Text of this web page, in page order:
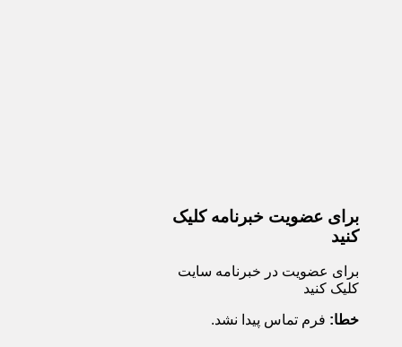
برای عضویت خبرنامه کلیک
کنید
برای عضویت در خبرنامه سایت
کلیک کنید
خطا: فرم تماس پیدا نشد.